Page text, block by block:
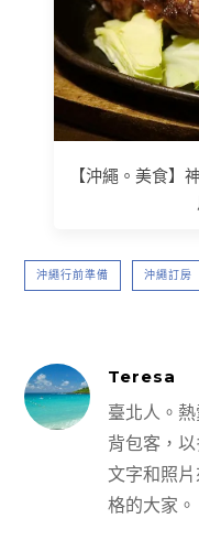
【沖繩。美食】
沖繩行前準備 沖繩訂房
Teresa
臺北人。
背包客，
文字和照
格的大家。